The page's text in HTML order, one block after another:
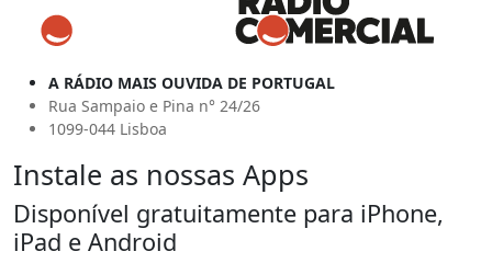
A RÁDIO MAIS OUVIDA DE PORTUGAL
Rua Sampaio e Pina n° 24/26
1099-044 Lisboa
Instale as nossas Apps
Disponível gratuitamente para iPhone,
iPad e Android